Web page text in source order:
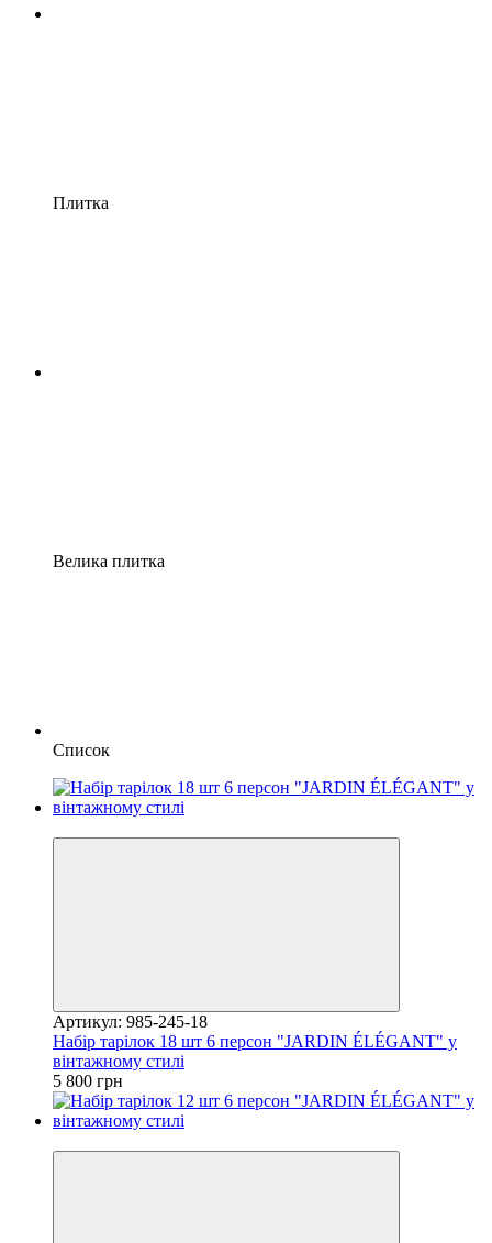
Плитка
Велика плитка
Список
Артикул: 985-245-18
Набір тарілок 18 шт 6 персон "JARDIN ÉLÉGANT" у
вінтажному стилі
5 800 грн